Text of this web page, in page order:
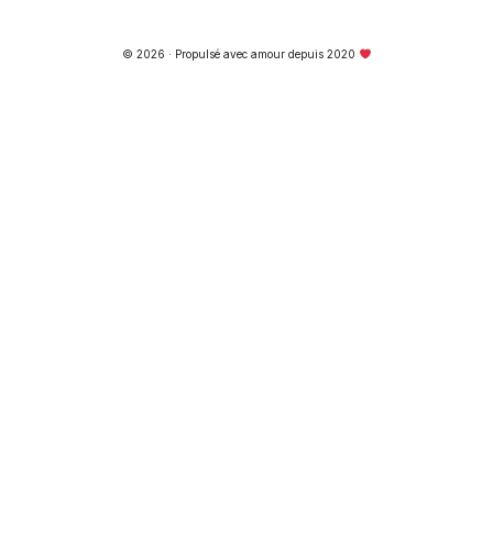
© 2026 · Propulsé avec amour depuis 2020